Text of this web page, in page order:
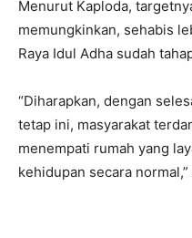
Menurut Kaploda,
memungkinkan, sehabis
Raya Idul Adha sudah
“Diharapkan, dengan
tetap ini, masyarakat
menempati rumah yang
kehidupan secara